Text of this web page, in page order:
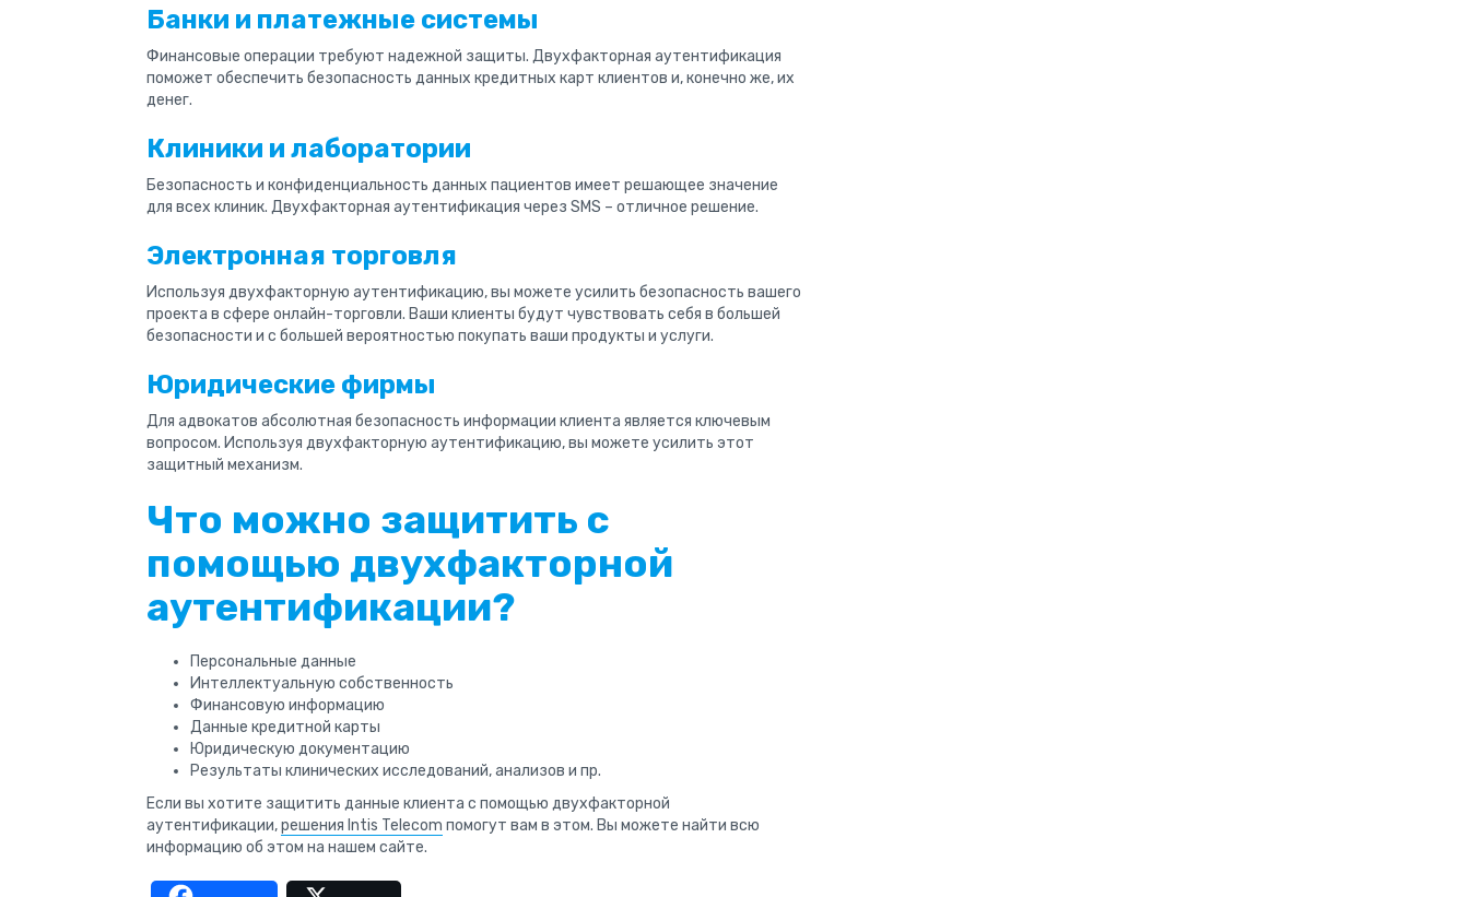
Банки и платежные системы
Финансовые операции требуют надежной защиты. Двухфакторная аутентификация
поможет обеспечить безопасность данных кредитных карт клиентов и, конечно же, их
денег.
Клиники и лаборатории
Безопасность и конфиденциальность данных пациентов имеет решающее значение
для всех клиник. Двухфакторная аутентификация через SMS – отличное решение.
Электронная торговля
Используя двухфакторную аутентификацию, вы можете усилить безопасность вашего
проекта в сфере онлайн-торговли. Ваши клиенты будут чувствовать себя в большей
безопасности и с большей вероятностью покупать ваши продукты и услуги.
Юридические фирмы
Для адвокатов абсолютная безопасность информации клиента является ключевым
вопросом. Используя двухфакторную аутентификацию, вы можете усилить этот
защитный механизм.
Что можно защитить с
помощью двухфакторной
аутентификации?
Персональные данные
Интеллектуальную собственность
Финансовую информацию
Данные кредитной карты
Юридическую документацию
Результаты клинических исследований, анализов и пр.
Если вы хотите защитить данные клиента с помощью двухфакторной
аутентификации,решения Intis Telecom помогут вам в этом. Вы можете найти всю
информацию об этом на нашем сайте.